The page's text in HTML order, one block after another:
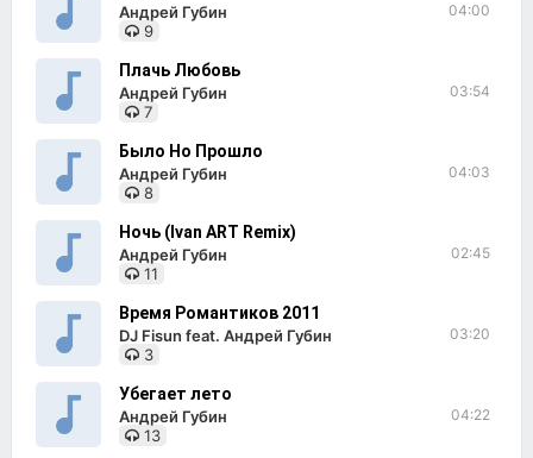
Андрей Губин
9
04:00
Плачь Любовь
Андрей Губин
7
03:54
Было Но Прошло
Андрей Губин
8
04:03
Ночь (Ivan ART Remix)
Андрей Губин
11
02:45
Время Романтиков 2011
DJ Fisun feat. Андрей Губин
3
03:20
Убегает лето
Андрей Губин
13
04:22